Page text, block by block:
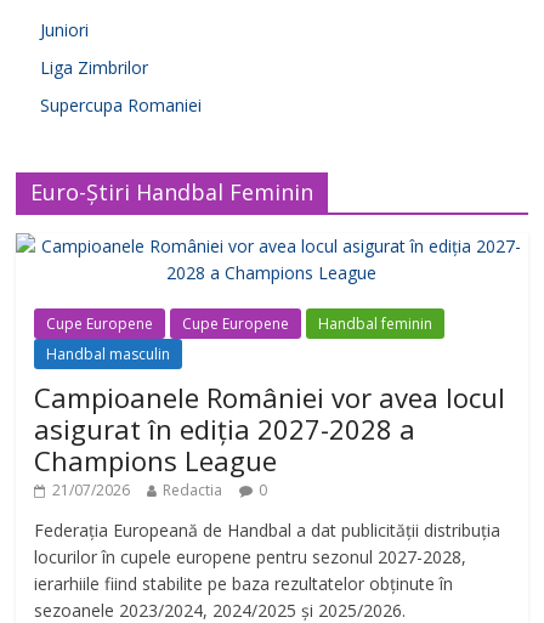
Juniori
Liga Zimbrilor
Supercupa Romaniei
Euro-Știri Handbal Feminin
Cupe Europene Cupe Europene
Handbal feminin
Handbal masculin
Campioanele României vor avea locul
asigurat în ediția 2027-2028 a
Champions League
21/07/2026 Redactia 0
Federația Europeană de Handbal a dat publicității distribuția
locurilor în cupele europene pentru sezonul 2027-2028,
ierarhiile fiind stabilite pe baza rezultatelor obținute în
sezoanele 2023/2024, 2024/2025 și 2025/2026.